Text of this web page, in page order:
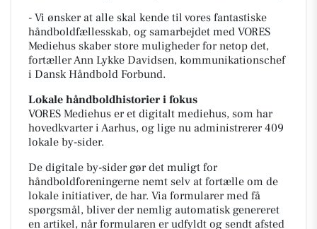
- Vi ønsker at alle skal kende til vores fantastiske
håndboldfællesskab, og samarbejdet med VORES
Mediehus skaber store muligheder for netop det,
fortæller Ann Lykke Davidsen, kommunikationschef
i Dansk Håndbold Forbund.
Lokale håndboldhistorier i fokus
VORES Mediehus er et digitalt mediehus, som har
hovedkvarter i Aarhus, og lige nu administrerer 409
lokale by-sider.
De digitale by-sider gør det muligt for
håndboldforeningerne nemt selv at fortælle om de
lokale initiativer, de har. Via formularer med få
spørgsmål, bliver der nemlig automatisk genereret
en artikel, når formularen er udfyldt og sendt afsted